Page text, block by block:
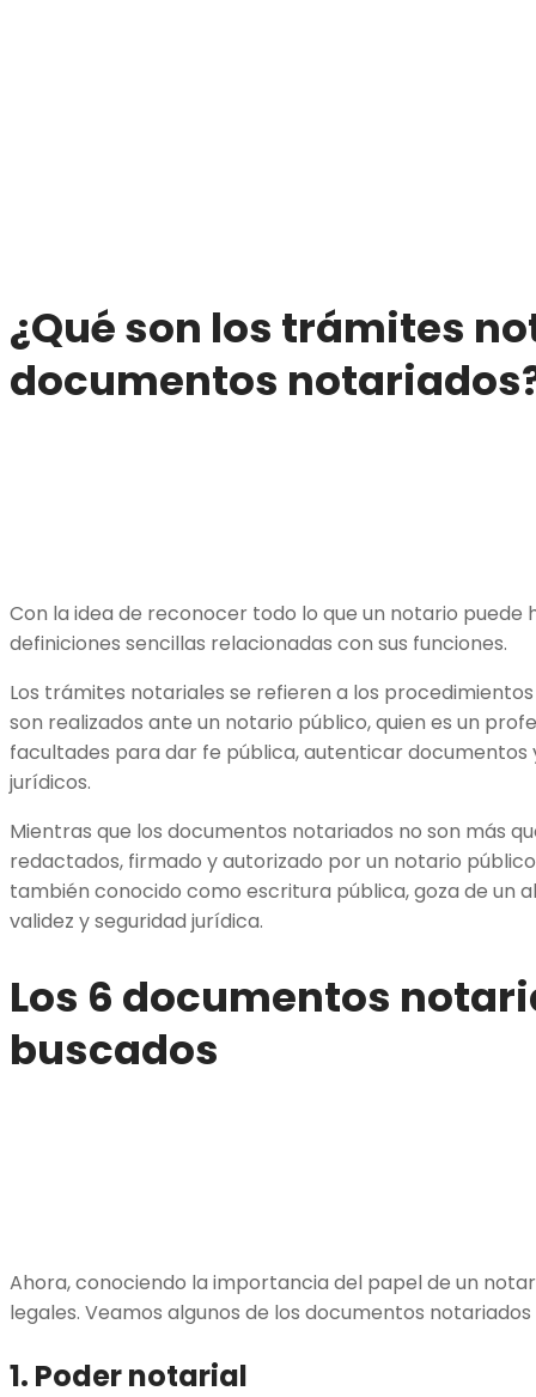
¿Qué son los trámites
documentos
Con la idea de reconocer todo lo que un notario puede
definiciones sencillas relacionadas con sus funciones.
Los trámites notariales se refieren a los
son realizados ante un notario público, quien es un
facultades para dar fe pública, autenticar documentos
jurídicos.
Mientras que los documentos notariados no son más
redactados, firmado y autorizado por un notario
también conocido como escritura pública, goza de un
validez y seguridad jurídica.
Los 6 documentos
buscados
Ahora, conociendo la importancia del papel de un
legales. Veamos algunos de los documentos notariados
1. Poder notarial